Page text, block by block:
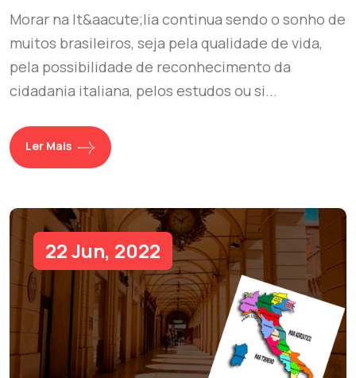
Morar na It&aacute;lia continua sendo o sonho de
muitos brasileiros, seja pela qualidade de vida,
pela possibilidade de reconhecimento da
cidadania italiana, pelos estudos ou si...
Ler Mais
22 Jun, 2022